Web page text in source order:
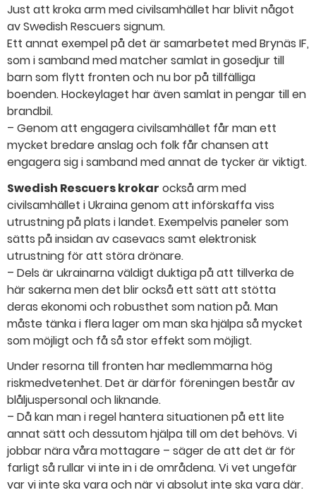
Just att kroka arm med civilsamhället har blivit något
av Swedish Rescuers signum.
Ett annat exempel på det är samarbetet med Brynäs IF,
som i samband med matcher samlat in gosedjur till
barn som flytt fronten och nu bor på tillfälliga
boenden. Hockeylaget har även samlat in pengar till en
brandbil.
– Genom att engagera civilsamhället får man ett
mycket bredare anslag och folk får chansen att
engagera sig i samband med annat de tycker är viktigt.
Swedish Rescuers krokar också arm med
civilsamhället i Ukraina genom att införskaffa viss
utrustning på plats i landet. Exempelvis paneler som
sätts på insidan av casevacs samt elektronisk
utrustning för att störa drönare.
– Dels är ukrainarna väldigt duktiga på att tillverka de
här sakerna men det blir också ett sätt att stötta
deras ekonomi och robusthet som nation på. Man
måste tänka i flera lager om man ska hjälpa så mycket
som möjligt och få så stor effekt som möjligt.
Under resorna till fronten har medlemmarna hög
riskmedvetenhet. Det är därför föreningen består av
blåljuspersonal och liknande.
– Då kan man i regel hantera situationen på ett lite
annat sätt och dessutom hjälpa till om det behövs. Vi
jobbar nära våra mottagare – säger de att det är för
farligt så rullar vi inte in i de områdena. Vi vet ungefär
var vi inte ska vara och när vi absolut inte ska vara där.